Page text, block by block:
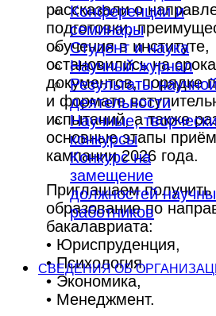
Конференции и
семинары
Студент и наука
Научный журнал
Результаты
деятельности
Научные,
конкурсы
Конкурс на
замещение
должностей
работников
СВЕДЕНИЯ ОБ
рассказали о
подготовки,
обучения в институте,
остановились на
документов, порядке
и формате
испытаний, а также
основные этапы
кампании 2026 года.
Приглашаем
образование по
бакалавриата:
• Юриспруденция,
• Психология,
• Экономика,
• Менеджмент.